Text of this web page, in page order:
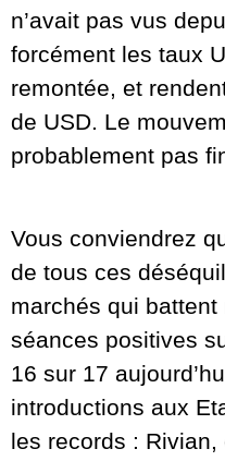
n’avait pas vus
forcément les taux
remontée, et
de USD. Le
probablement pas
Vous conviendrez
de tous ces
marchés qui
séances positives
16 sur 17
introductions aux
les records :